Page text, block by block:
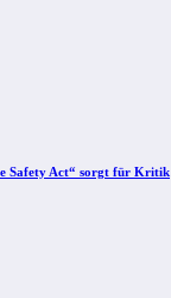
Safety Act“ sorgt für Kritik